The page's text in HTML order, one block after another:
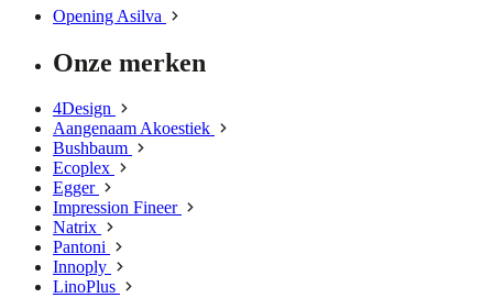
Opening Asilva
Onze merken
4Design
Aangenaam Akoestiek
Bushbaum
Ecoplex
Egger
Impression Fineer
Natrix
Pantoni
Innoply
LinoPlus